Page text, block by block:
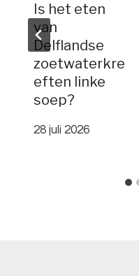
Is het eten
van
Delflandse
zoetwaterkre
eften linke
soep?
28 juli 2026